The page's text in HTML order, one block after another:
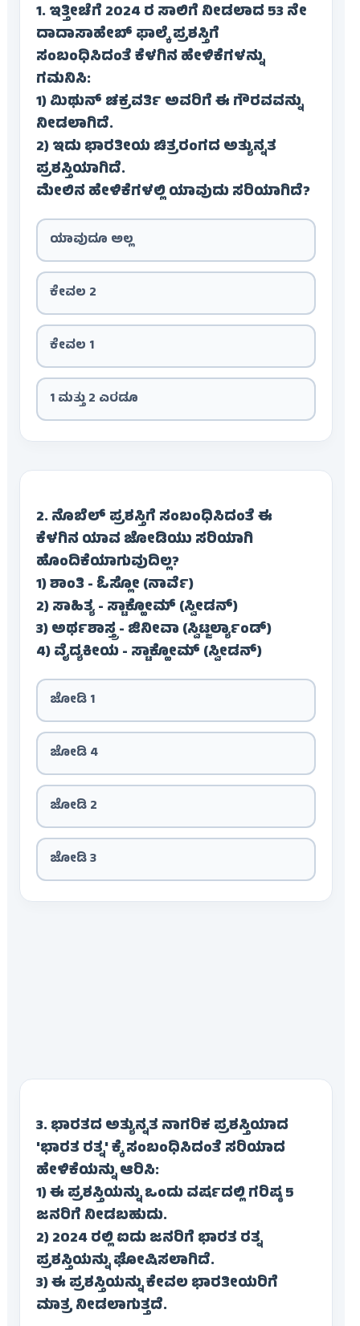
1. ಇತ್ತೀಚೆಗೆ 2024 ರ ಸಾಲಿಗೆ ನೀಡಲಾದ 53 ನೇ
ದಾದಾಸಾಹೇಬ್ ಫಾಲ್ಕೆ ಪ್ರಶಸ್ತಿಗೆ
ಸಂಬಂಧಿಸಿದಂತೆ ಕೆಳಗಿನ ಹೇಳಿಕೆಗಳನ್ನು
ಗಮನಿಸಿ:
1) ಮಿಥುನ್ ಚಕ್ರವರ್ತಿ ಅವರಿಗೆ ಈ ಗೌರವವನ್ನು
ನೀಡಲಾಗಿದೆ.
2) ಇದು ಭಾರತೀಯ ಚಿತ್ರರಂಗದ ಅತ್ಯುನ್ನತ
ಪ್ರಶಸ್ತಿಯಾಗಿದೆ.
ಮೇಲಿನ ಹೇಳಿಕೆಗಳಲ್ಲಿ ಯಾವುದು ಸರಿಯಾಗಿದೆ?
ಯಾವುದೂ ಅಲ್ಲ
ಕೇವಲ 2
ಕೇವಲ 1
1 ಮತ್ತು 2 ಎರಡೂ
2. ನೊಬೆಲ್ ಪ್ರಶಸ್ತಿಗೆ ಸಂಬಂಧಿಸಿದಂತೆ ಈ
ಕೆಳಗಿನ ಯಾವ ಜೋಡಿಯು ಸರಿಯಾಗಿ
ಹೊಂದಿಕೆಯಾಗುವುದಿಲ್ಲ?
1) ಶಾಂತಿ - ಓಸ್ಲೋ (ನಾರ್ವೆ)
2) ಸಾಹಿತ್ಯ - ಸ್ಟಾಕ್ಹೋಮ್ (ಸ್ವೀಡನ್)
3) ಅರ್ಥಶಾಸ್ತ್ರ - ಜಿನೀವಾ (ಸ್ವಿಟ್ಜರ್ಲ್ಯಾಂಡ್)
4) ವೈದ್ಯಕೀಯ - ಸ್ಟಾಕ್ಹೋಮ್ (ಸ್ವೀಡನ್)
ಜೋಡಿ 1
ಜೋಡಿ 4
ಜೋಡಿ 2
ಜೋಡಿ 3
3. ಭಾರತದ ಅತ್ಯುನ್ನತ ನಾಗರಿಕ ಪ್ರಶಸ್ತಿಯಾದ
'ಭಾರತ ರತ್ನ' ಕ್ಕೆ ಸಂಬಂಧಿಸಿದಂತೆ ಸರಿಯಾದ
ಹೇಳಿಕೆಯನ್ನು ಆರಿಸಿ:
1) ಈ ಪ್ರಶಸ್ತಿಯನ್ನು ಒಂದು ವರ್ಷದಲ್ಲಿ ಗರಿಷ್ಠ 5
ಜನರಿಗೆ ನೀಡಬಹುದು.
2) 2024 ರಲ್ಲಿ ಐದು ಜನರಿಗೆ ಭಾರತ ರತ್ನ
ಪ್ರಶಸ್ತಿಯನ್ನು ಘೋಷಿಸಲಾಗಿದೆ.
3) ಈ ಪ್ರಶಸ್ತಿಯನ್ನು ಕೇವಲ ಭಾರತೀಯರಿಗೆ
ಮಾತ್ರ ನೀಡಲಾಗುತ್ತದೆ.